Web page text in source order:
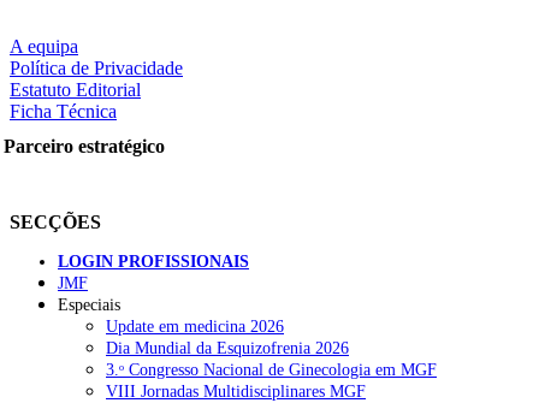
A equipa
Política de Privacidade
Estatuto Editorial
Ficha Técnica
Parceiro estratégico
SECÇÕES
LOGIN PROFISSIONAIS
JMF
Especiais
Update em medicina 2026
Dia Mundial da Esquizofrenia 2026
3.ᵒ Congresso Nacional de Ginecologia em MGF
VIII Jornadas Multidisciplinares MGF